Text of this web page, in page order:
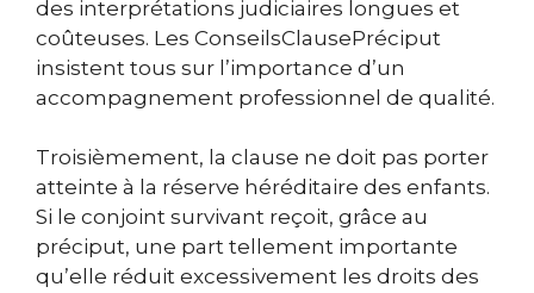
des interprétations judiciaires longues et
coûteuses. Les ConseilsClausePréciput
insistent tous sur l’importance d’un
accompagnement professionnel de qualité.
Troisièmement, la clause ne doit pas porter
atteinte à la réserve héréditaire des enfants.
Si le conjoint survivant reçoit, grâce au
préciput, une part tellement importante
qu’elle réduit excessivement les droits des